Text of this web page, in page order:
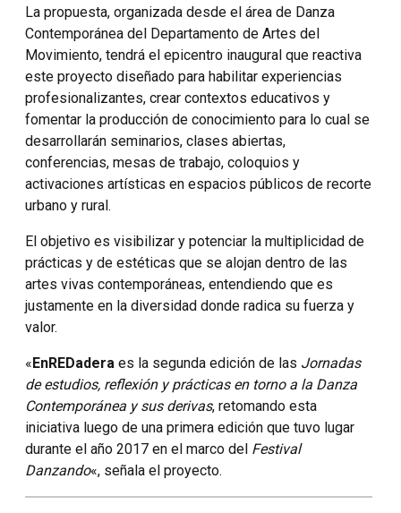
La propuesta, organizada desde el área de Danza
Contemporánea del Departamento de Artes del
Movimiento, tendrá el epicentro inaugural que reactiva
este proyecto diseñado para habilitar experiencias
profesionalizantes, crear contextos educativos y
fomentar la producción de conocimiento para lo cual se
desarrollarán seminarios, clases abiertas,
conferencias, mesas de trabajo, coloquios y
activaciones artísticas en espacios públicos de recorte
urbano y rural.
El objetivo es visibilizar y potenciar la multiplicidad de
prácticas y de estéticas que se alojan dentro de las
artes vivas contemporáneas, entendiendo que es
justamente en la diversidad donde radica su fuerza y
valor.
«EnREDadera es la segunda edición de las Jornadas
de estudios, reflexión y prácticas en torno a la Danza
Contemporánea y sus derivas, retomando esta
iniciativa luego de una primera edición que tuvo lugar
durante el año 2017 en el marco del Festival
Danzando«, señala el proyecto.